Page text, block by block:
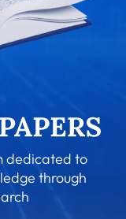
dedicated to
through